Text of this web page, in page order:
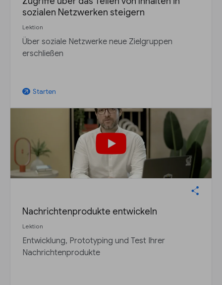
sozialen Netzwerken steigern
Lektion
Über soziale Netzwerke neue Zielgruppen
erschließen
arrow_outward Starten
Nachrichtenprodukte entwickeln
Lektion
Entwicklung, Prototyping und Test Ihrer
Nachrichtenprodukte